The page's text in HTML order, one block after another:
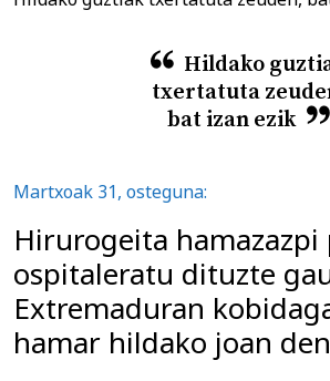
Hildako
txertatuta
bat izan ezik
Martxoak 31, osteguna:
Hirurogeita hamazazpi
ospitaleratu dituzte
Extremaduran
hamar hildako joan